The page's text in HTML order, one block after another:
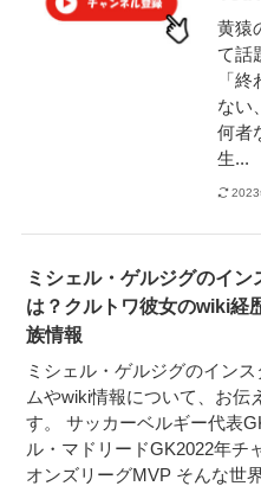
黄猿
て話
「
ない
何者
生...
2023
ミシェル・ゲルジグのイン
は？クルトワ彼女のwiki経
族情報
ミシェル・ゲルジグのインス
ムやwiki情報について、お伝
す。 サッカーベルギー代表
ル・マドリードGK2022年チ
オンズリーグMVP そんな世